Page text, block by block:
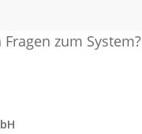
Fragen zum System?